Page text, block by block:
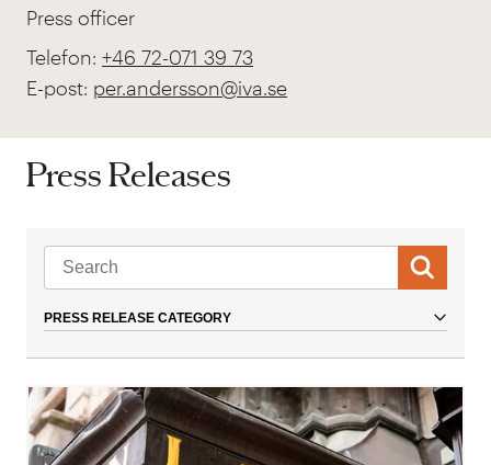
Press officer
Telefon: +46 72-071 39 73
E-post: per.andersson@iva.se
Press Releases